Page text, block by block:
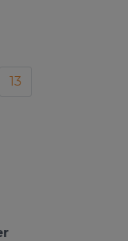
13